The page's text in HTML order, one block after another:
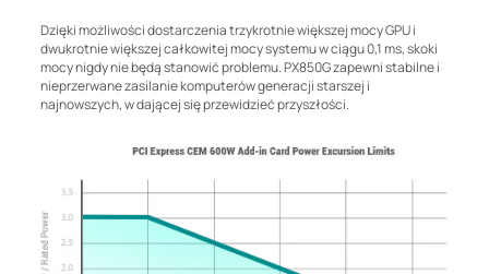
Dzięki możliwości dostarczenia trzykrotnie większej mocy GPU i
dwukrotnie większej całkowitej mocy systemu w ciągu 0,1 ms, skoki
mocy nigdy nie będą stanowić problemu. PX850G zapewni stabilne i
nieprzerwane zasilanie komputerów generacji starszej i
najnowszych, w dającej się przewidzieć przyszłości.